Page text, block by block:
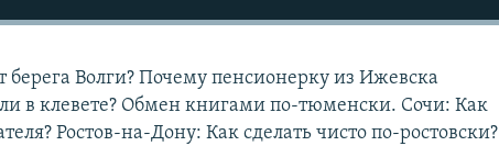
Волги? Почему пенсионерку из Ижевска
в клевете? Обмен книгами по-тюменски. Сочи: Как
Ростов-на-Дону: Как сделать чисто по-ростовски?